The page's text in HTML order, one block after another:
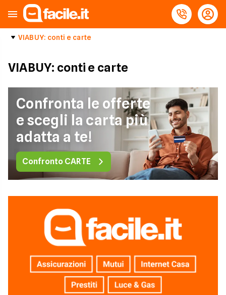
VIABUY: conti e carte
VIABUY: conti e carte
Confronta le offerte
e scegli la carta più
adatta a te!
Confronto CARTE